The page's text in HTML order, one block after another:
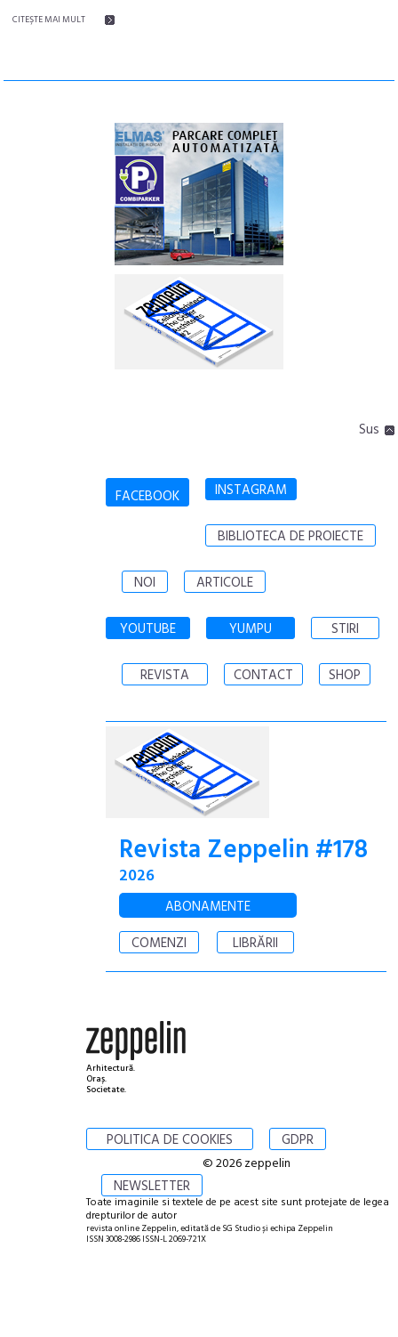
CITEŞTE MAI MULT
Sus
FACEBOOK INSTAGRAM
BIBLIOTECA DE PROIECTE
NOI ARTICOLE
YOUTUBE YUMPU STIRI
REVISTA CONTACT SHOP
Revista Zeppelin #178
2026
ABONAMENTE
COMENZI
LIBRĂRII
Arhitectură.
Oraș.
Societate.
POLITICA DE COOKIES GDPR
NEWSLETTER
© 2026 zeppelin
Toate imaginile si textele de pe acest site sunt protejate de legea
drepturilor de autor
revista online Zeppelin, editată de SG Studio și echipa Zeppelin
ISSN 3008-2986 ISSN-L 2069-721X